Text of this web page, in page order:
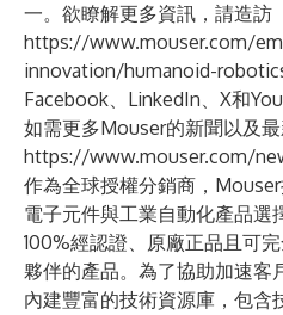
一。欲瞭解更多資訊，請造訪
https://www.mouser.com/
innovation/humanoid-
Facebook、 LinkedIn、 X和
如需更多Mouser的新聞以及
https://www.mouser.com/
作為全球授權分銷商，Mouser
電子元件與工業自動化產品選
100%經認證、原廠正品且可
夥伴的產品。為了協助加速客
內建豐富的技術資源庫，包含